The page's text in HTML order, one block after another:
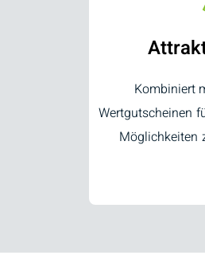
Kombiniert
Wertgutscheinen
Möglichkeiten